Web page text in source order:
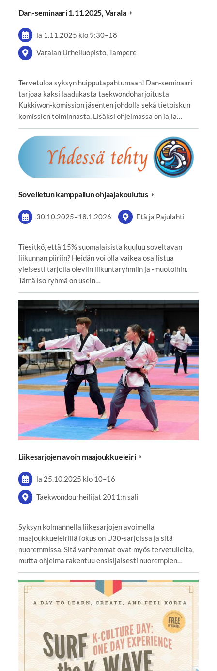
Dan-seminaari 1.11.2025, Varala
la 1.11.2025 klo 9:30–18
Varalan Urheiluopisto, Tampere
Tervetuloa syksyn huipputapahtumaan! Dan-seminaari
tarjoaa kaksi laadukasta taekwondoharjoitusta
Kukkiwon-komission jäsenten johdolla sekä tietoiskun
komission toiminnasta. Lisäksi ohjelmassa on lajia…
Sovelletun kamppailun ohjaajakoulutus
30.10.2025–18.1.2026 Etä ja Pajulahti
Tiesitkö, että 15% suomalaisista kuuluu soveltavan
liikunnan piiriin? Heidän voi olla vaikea osallistua
yleisesti tarjolla oleviin liikuntaryhmiin ja -muotoihin.
Tämä iso ryhmä on usein…
Liikesarjojen avoin maajoukkueleiri
la 25.10.2025 klo 10–16
Taekwondourheilijat 2011:n sali
Syksyn kolmannella liikesarjojen avoimella
maajoukkueleirillä fokus on U30-sarjoissa ja sitä
nuoremmissa. Sitä vanhemmat ovat myös tervetulleita,
mutta ohjelma rakentuu ensisijaisesti nuorempien…